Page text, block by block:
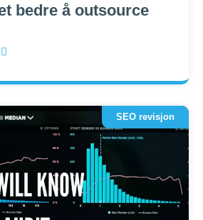
bedre å outsource
SEO revisjon